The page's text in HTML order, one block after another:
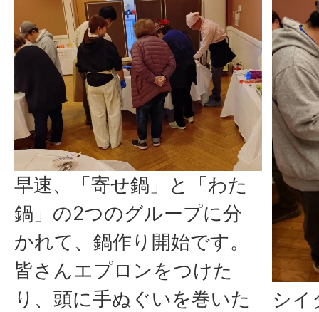
早速、「寄せ鍋」と「わた
鍋」の2つのグループに分
かれて、鍋作り開始です。
皆さんエプロンをつけた
り、頭に手ぬぐいを巻いた
シイ